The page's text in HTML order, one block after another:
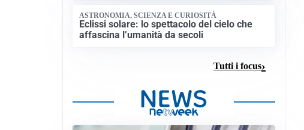
ASTRONOMIA, SCIENZA E CURIOSITÀ
Eclissi solare: lo spettacolo del cielo che
affascina l’umanità da secoli
Tutti i focus